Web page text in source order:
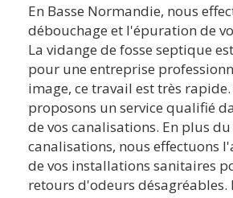
En Basse Normandie, nous
débouchage et l'épuration de
La vidange de fosse septique
pour une entreprise
image, ce travail est très
proposons un service qualifié
de vos canalisations. En plus
canalisations, nous effectuons
de vos installations sanitaires
retours d'odeurs désagréables.